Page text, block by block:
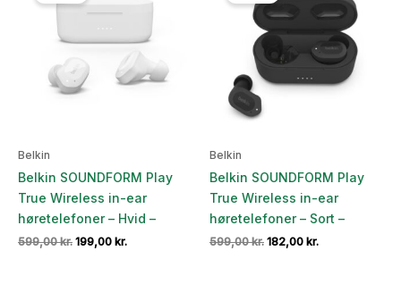
Belkin
Belkin SOUNDFORM Play
True Wireless in-ear
høretelefoner – Hvid –
599,00kr. Den
199,00 kr.
Belkin
Belkin SOUNDFORM Play
True Wireless in-ear
høretelefoner – Sort –
599,00kr. Den
182,00 kr.